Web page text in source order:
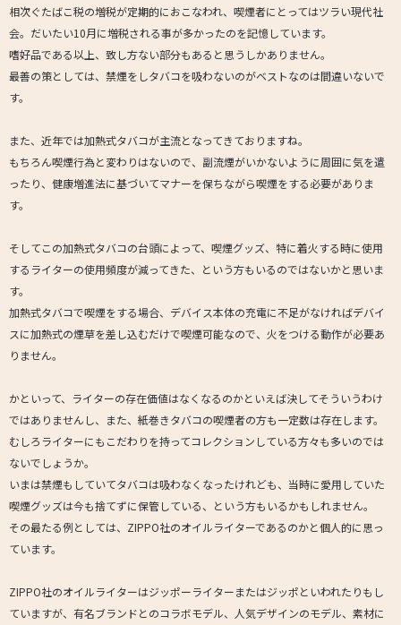
相次ぐたばこ税の増税が定期的におこなわれ、喫煙者にとってはツラい現代社
会。だいたい10月に増税される事が多かったのを記憶しています。
嗜好品である以上、致し方ない部分もあると思うしかありません。
最善の策としては、禁煙をしタバコを吸わないのがベストなのは間違いないで
す。
また、近年では加熱式タバコが主流となってきておりますね。
もちろん喫煙行為と変わりはないので、副流煙がいかないように周囲に気を遣
ったり、健康増進法に基づいてマナーを保ちながら喫煙をする必要がありま
す。
そしてこの加熱式タバコの台頭によって、喫煙グッズ、特に着火する時に使用
するライターの使用頻度が減ってきた、という方もいるのではないかと思いま
す。
加熱式タバコで喫煙をする場合、デバイス本体の充電に不足がなければデバイ
スに加熱式の煙草を差し込むだけで喫煙可能なので、火をつける動作が必要あ
りません。
かといって、ライターの存在価値はなくなるのかといえば決してそういうわけ
ではありませんし、また、紙巻きタバコの喫煙者の方も一定数は存在します。
むしろライターにもこだわりを持ってコレクションしている方々も多いのでは
ないでしょうか。
いまは禁煙もしていてタバコは吸わなくなったけれども、当時に愛用していた
喫煙グッズは今も捨てずに保管している、という方もいるかもしれません。
その最たる例としては、ZIPPO社のオイルライターであるのかと個人的に思っ
ています。
ZIPPO社のオイルライターはジッポーライターまたはジッポといわれたりもし
ていますが、有名ブランドとのコラボモデル、人気デザインのモデル、素材に